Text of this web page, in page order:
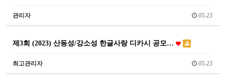
관리자 05-23
제3회 (2023) 산동성/강소성 한글사랑 디카시 공모…
최고관리자 05-23